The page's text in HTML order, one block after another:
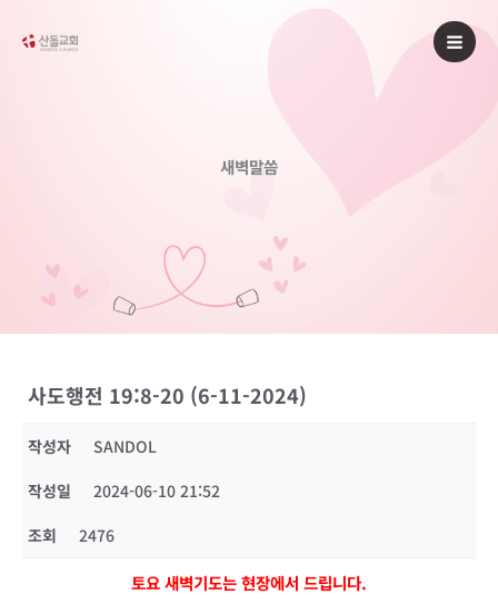
새벽말씀
사도행전 19:8-20 (6-11-2024)
작성자
SANDOL
작성일
2024-06-10 21:52
조회
2476
토요 새벽기도는 현장에서 드립니다.